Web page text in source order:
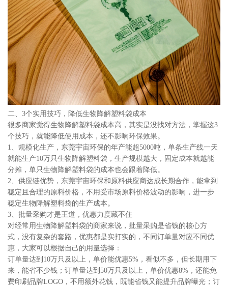
二、3个实用技巧，降低生物降解塑料袋成本
很多商家觉得生物降解塑料袋成本高，其实是没找对方法，掌握这3
个技巧，就能降低使用成本，还不影响环保效果。
1、规模化生产，东莞宇宙环保的年产能超5000吨，单条生产线一天
就能生产10万只生物降解塑料袋，生产规模越大，固定成本就越能
分摊，单只生物降解塑料袋的成本也会跟着降低。
2、供应链优势，东莞宇宙环保和原料供应商达成长期合作，能拿到
稳定且合理的原料价格，不用受市场原料价格波动的影响，进一步
稳定生物降解塑料袋的生产成本。
3、批量采购才是王道，优惠力度藏不住
对经常用生物降解塑料袋的商家来说，批量采购是省钱的核心方
式，没有复杂的套路，优惠都是实打实的，不同订单量对应不同优
惠，大家可以根据自己的用量选择：
订单量达到10万只及以上，单价能优惠5%，看似不多，但长期用下
来，能省不少钱；订单量达到50万只及以上，单价优惠8%，还能免
费印刷品牌LOGO，不用额外花钱，既能省钱又能提升品牌曝光；订